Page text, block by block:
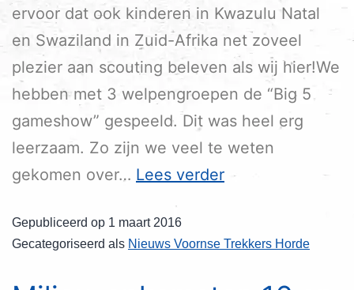
ervoor dat ook kinderen in Kwazulu Natal
en Swaziland in Zuid-Afrika net zoveel
plezier aan scouting beleven als wij hier!We
hebben met 3 welpengroepen de “Big 5
gameshow” gespeeld. Dit was heel erg
leerzaam. Zo zijn we veel te weten
gekomen over… Lees verder
Gepubliceerd op 1 maart 2016
Gecategoriseerd als Nieuws Voornse Trekkers Horde